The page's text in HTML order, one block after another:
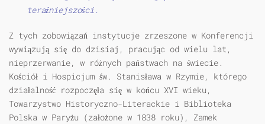
teraźniejszości.
Z tych zobowiązań instytucje zrzeszone w Konferencji
wywiązują się do dzisiaj, pracując od wielu lat,
nieprzerwanie, w różnych państwach na świecie.
Kościół i Hospicjum św. Stanisława w Rzymie, którego
działalność rozpoczęła się w końcu XVI wieku,
Towarzystwo Historyczno-Literackie i Biblioteka
Polska w Paryżu (założone w 1838 roku), Zamek